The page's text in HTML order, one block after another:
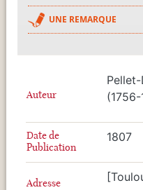
UNE REMARQUE
Auteur
Date de
Publication
1807
Adresse